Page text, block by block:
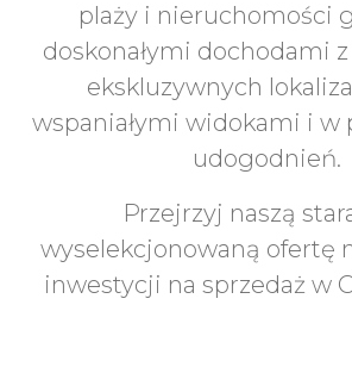
plaży i nieruchomości
doskonałymi dochodami
ekskluzywnych
wspaniałymi widokami i w
udogodnień.
Przejrzyj naszą
wyselekcjonowaną ofertę
inwestycji na sprzedaż w